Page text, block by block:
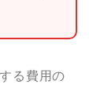
る費用の